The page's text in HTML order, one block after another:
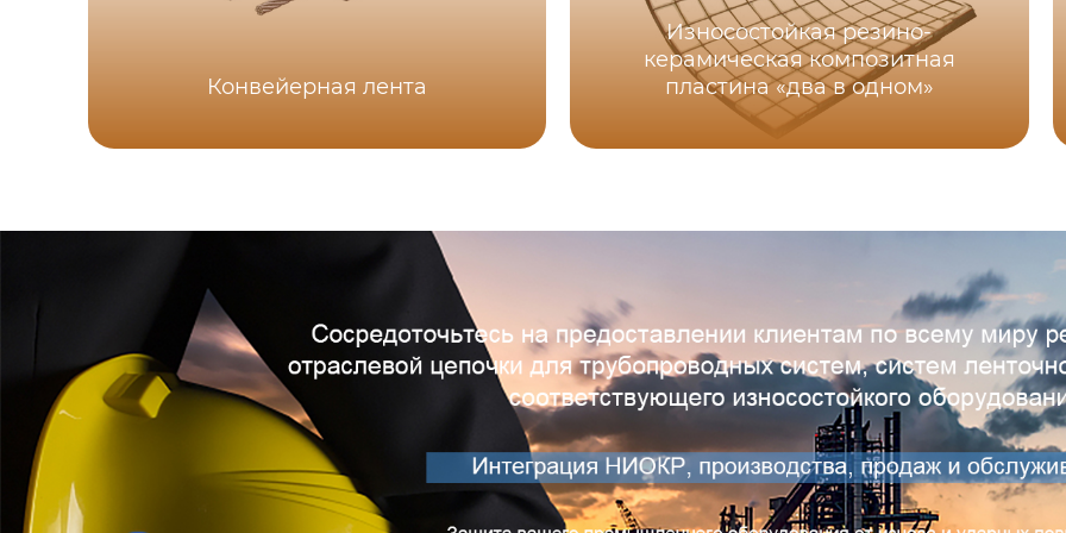
Конвейерная лента
Износостойкая резино-
керамическая композитная
пластина «два в одном»